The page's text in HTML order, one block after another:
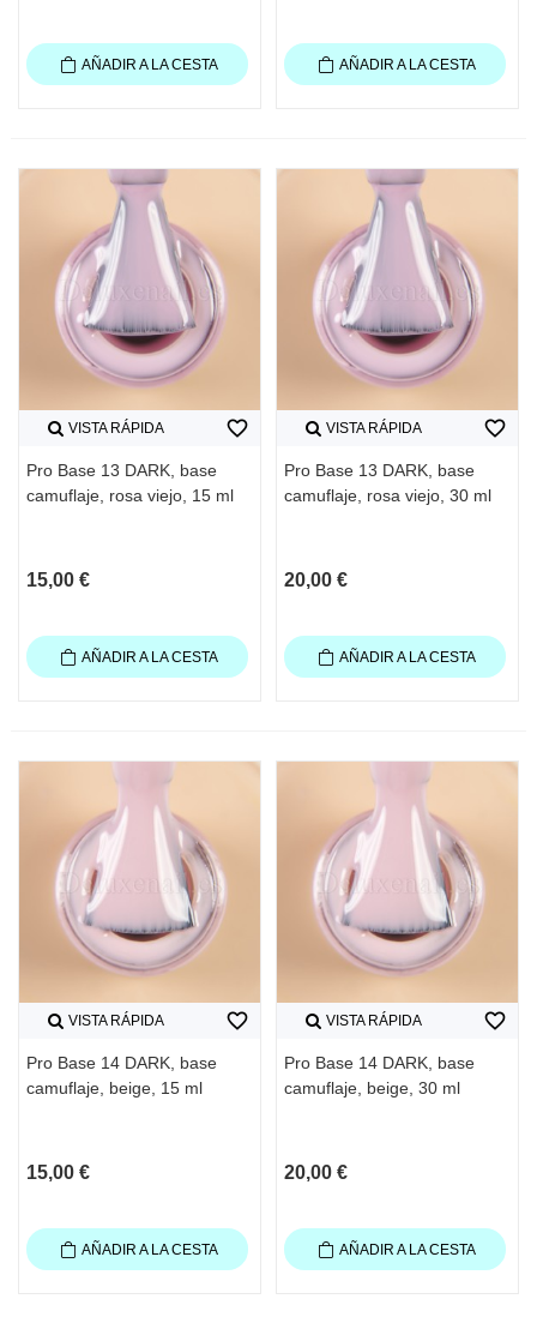
AÑADIR A LA CESTA AÑADIR A LA CESTA
VISTA RÁPIDA
Pro Base 13 DARK, base
camuflaje, rosa viejo, 15 ml
15,00 €
favorite_border
AÑADIR A LA CESTA
VISTA RÁPIDA
Pro Base 13 DARK, base
camuflaje, rosa viejo, 30 ml
20,00 €
favorite_border
AÑADIR A LA CESTA
VISTA RÁPIDA
Pro Base 14 DARK, base
camuflaje, beige, 15 ml
15,00 €
favorite_border
AÑADIR A LA CESTA
VISTA RÁPIDA
Pro Base 14 DARK, base
camuflaje, beige, 30 ml
20,00 €
favorite_border
AÑADIR A LA CESTA